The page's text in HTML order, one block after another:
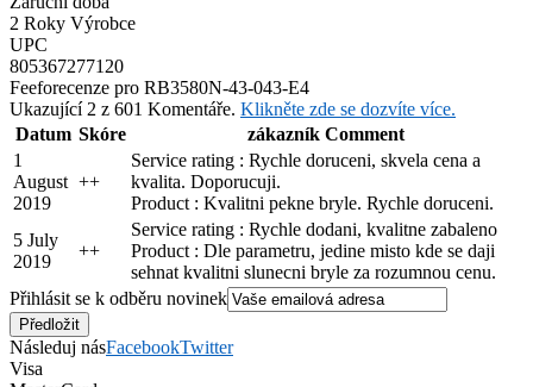
2 Roky Výrobce
UPC
805367277120
Feeforecenze pro RB3580N-43-043-E4
Ukazující 2 z 601 Komentáře. Klikněte zde se dozvíte více.
Datum Skóre
zákazník Comment
1
August
2019
++
Service rating : Rychle doruceni, skvela cena a
kvalita. Doporucuji.
Product : Kvalitni pekne bryle. Rychle doruceni.
5 July
2019
++
Service rating : Rychle dodani, kvalitne zabaleno
Product : Dle parametru, jedine misto kde se daji
sehnat kvalitni slunecni bryle za rozumnou cenu.
Přihlásit se k odběru novinek
Následuj násFacebookTwitter
Visa